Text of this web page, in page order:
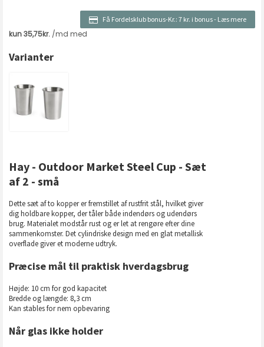
Få Fordelsklub bonus-Kr.: 7 kr. i bonus- Læs mere
Varianter
Hay - Outdoor Market Steel Cup - Sæt
af 2 - små
Dette sæt af to kopper er fremstillet af rustfrit stål, hvilket giver
dig holdbare kopper, der tåler både indendørs og udendørs
brug. Materialet modstår rust og er let at rengøre efter dine
sammenkomster. Det cylindriske design med en glat metallisk
overflade giver et moderne udtryk.
Præcise mål til praktisk hverdagsbrug
Højde: 10 cm for god kapacitet
Bredde og længde: 8,3 cm
Kan stables for nem opbevaring
Når glas ikke holder